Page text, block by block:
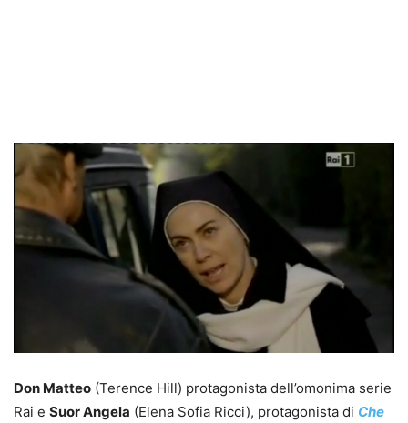
Don Matteo (Terence Hill) protagonista dell’omonima serie
Rai e Suor Angela (Elena Sofia Ricci), protagonista di Che